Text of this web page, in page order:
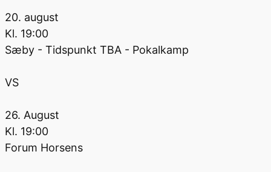
20. august
Kl. 19:00
Sæby - Tidspunkt TBA - Pokalkamp
VS
26. August
Kl. 19:00
Forum Horsens